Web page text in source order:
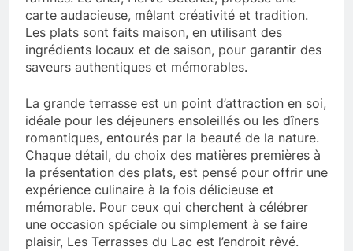
carte audacieuse, mêlant créativité et tradition.
Les plats sont faits maison, en utilisant des
ingrédients locaux et de saison, pour garantir des
saveurs authentiques et mémorables.
La grande terrasse est un point d’attraction en soi,
idéale pour les déjeuners ensoleillés ou les dîners
romantiques, entourés par la beauté de la nature.
Chaque détail, du choix des matières premières à
la présentation des plats, est pensé pour offrir une
expérience culinaire à la fois délicieuse et
mémorable. Pour ceux qui cherchent à célébrer
une occasion spéciale ou simplement à se faire
plaisir, Les Terrasses du Lac est l’endroit rêvé.